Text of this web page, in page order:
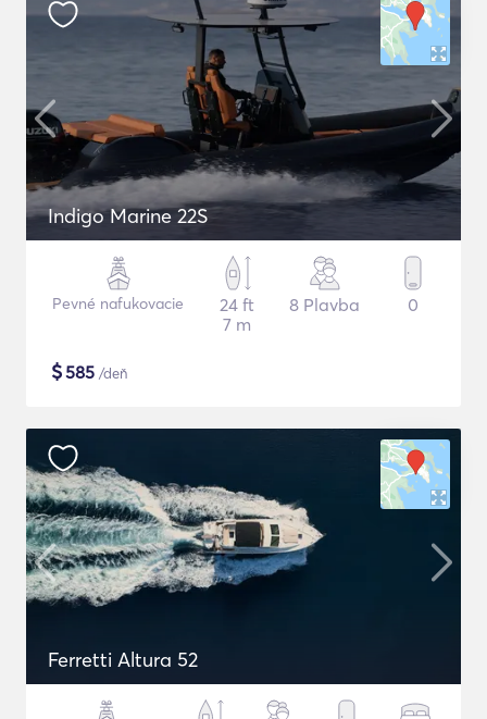
Indigo Marine 22S
Pevné nafukovacie
24 ft
7 m
8 Plavba 0
$585 /deň
Ferretti Altura 52